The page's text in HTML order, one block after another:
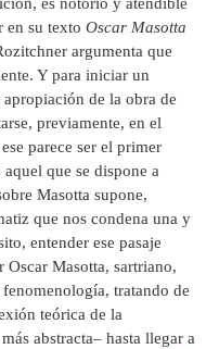
es notorio y atendible
en su texto Oscar Masotta
argumenta que
Y para iniciar un
de la obra de
previamente, en el
parece ser el primer
que se dispone a
Masotta supone,
que nos condena una y
entender ese pasaje
Oscar Masotta, sartriano,
tratando de
teórica de la
abstracta– hasta llegar a